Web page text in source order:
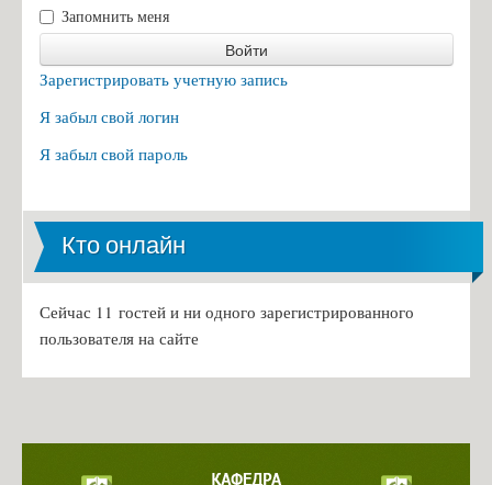
Запомнить меня
Войти
Зарегистрировать учетную запись
Я забыл свой логин
Я забыл свой пароль
Кто онлайн
Сейчас 11 гостей и ни одного зарегистрированного
пользователя на сайте